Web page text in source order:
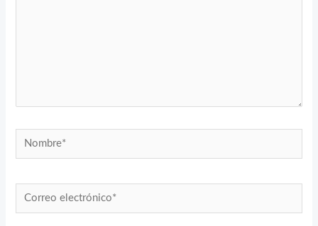
Nombre*
Correo
electrónico*